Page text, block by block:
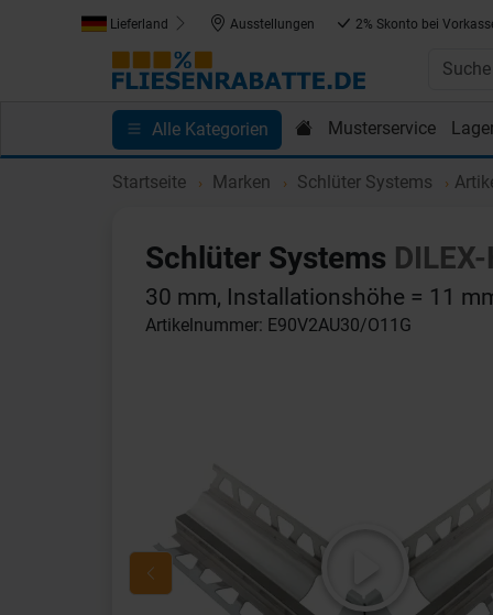
Lieferland Ausstellungen 2% Skonto bei
Alle Kategorien Musterservice
Kundenprojekte Blog Einkaufen bei
Startseite Marken Schlüter Systems
Schlüter Systems
30 mm, Installationshöhe = 11
Artikelnummer: E90V2AU30/O11G